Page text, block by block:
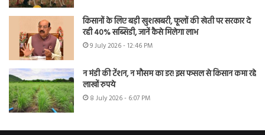
किसानों के लिए बड़ी खुशखबरी, फूलों की खेती पर सरकार दे
रही 40% सब्सिडी, जानें कैसे मिलेगा लाभ
9 July 2026 - 12:46 PM
न मंडी की टेंशन, न मौसम का डर! इस फसल से किसान कमा रहे
लाखों रुपये
8 July 2026 - 6:07 PM